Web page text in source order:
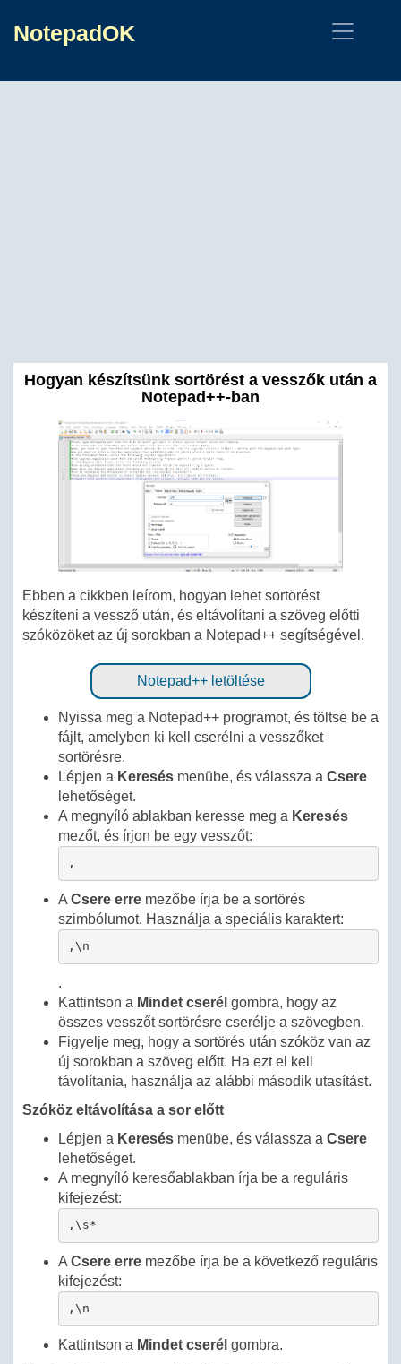
NotepadOK
Hogyan készítsünk sortörést a vesszők után a
Notepad++-ban
Ebben a cikkben leírom, hogyan lehet sortörést
készíteni a vessző után, és eltávolítani a szöveg előtti
szóközöket az új sorokban a Notepad++ segítségével.
Notepad++ letöltése
Nyissa meg a Notepad++ programot, és töltse be a
fájlt, amelyben ki kell cserélni a vesszőket
sortörésre.
Lépjen a Keresés menübe, és válassza a Csere
lehetőséget.
A megnyíló ablakban keresse meg a Keresés
mezőt, és írjon be egy vesszőt:
,
A Csere erre mezőbe írja be a sortörés
szimbólumot. Használja a speciális karaktert:
,\n
.
Kattintson a Mindet cserél gombra, hogy az
összes vesszőt sortörésre cserélje a szövegben.
Figyelje meg, hogy a sortörés után szóköz van az
új sorokban a szöveg előtt. Ha ezt el kell
távolítania, használja az alábbi második utasítást.
Szóköz eltávolítása a sor előtt
Lépjen a Keresés menübe, és válassza a Csere
lehetőséget.
A megnyíló keresőablakban írja be a reguláris
kifejezést:
,\s*
A Csere erre mezőbe írja be a következő reguláris
kifejezést:
,\n
Kattintson a Mindet cserél gombra.